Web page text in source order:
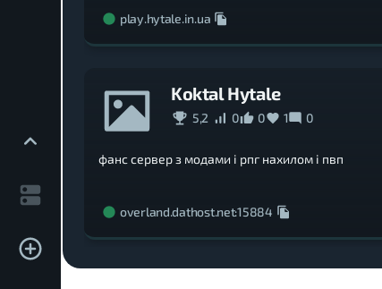
play.hytale.in.ua
Koktal Hytale
5,2 0 0 1 0
фанс сервер з модами і рпг нахилом і пвп
overland.dathost.net:15884